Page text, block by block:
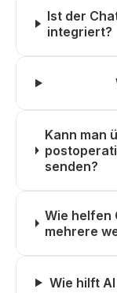
Ist der
integriert?
Kann man
senden?
Wie helfen
mehrere
Wie hilft